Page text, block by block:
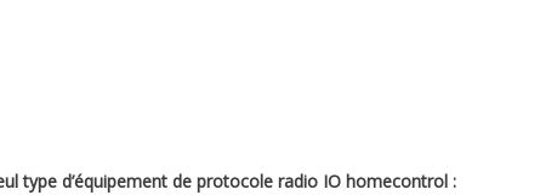
type d’équipement de protocole radio IO homecontrol :